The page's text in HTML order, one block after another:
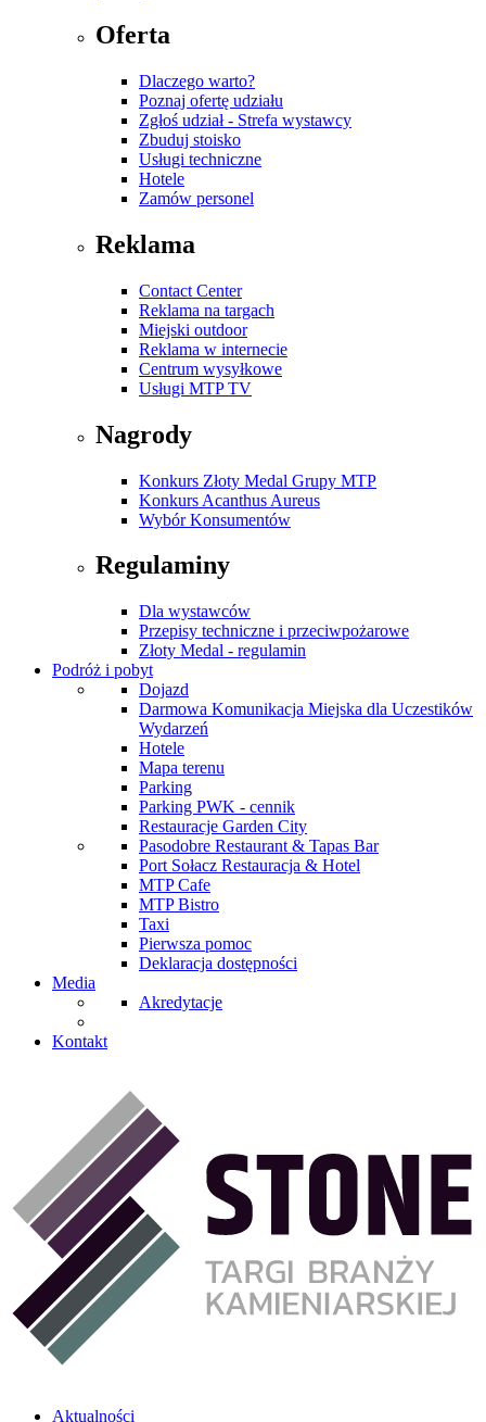
Oferta
Dlaczego warto?
Poznaj ofertę udziału
Zgłoś udział - Strefa wystawcy
Zbuduj stoisko
Usługi techniczne
Hotele
Zamów personel
Reklama
Contact Center
Reklama na targach
Miejski outdoor
Reklama w internecie
Centrum wysyłkowe
Usługi MTP TV
Nagrody
Konkurs Złoty Medal Grupy MTP
Konkurs Acanthus Aureus
Wybór Konsumentów
Regulaminy
Dla wystawców
Przepisy techniczne i przeciwpożarowe
Złoty Medal - regulamin
Podróż i pobyt
Dojazd
Darmowa Komunikacja Miejska dla Uczestików
Wydarzeń
Hotele
Mapa terenu
Parking
Parking PWK - cennik
Restauracje Garden City
Pasodobre Restaurant & Tapas Bar
Port Sołacz Restauracja & Hotel
MTP Cafe
MTP Bistro
Taxi
Pierwsza pomoc
Deklaracja dostępności
Media
Akredytacje
Kontakt
Aktualności